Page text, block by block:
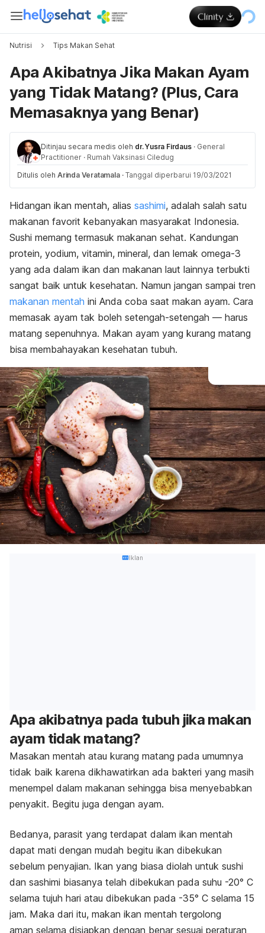
Nutrisi Tips Makan Sehat
Apa Akibatnya Jika Makan Ayam
yang Tidak Matang? (Plus, Cara
Memasaknya yang Benar)
Ditinjau secara medis oleh dr. Yusra Firdaus · General
Practitioner · Rumah Vaksinasi Ciledug
Ditulis oleh Arinda Veratamala · Tanggal diperbarui 19/03/2021
Hidangan ikan mentah, alias sashimi, adalah salah satu
makanan favorit kebanyakan masyarakat Indonesia.
Sushi memang termasuk makanan sehat. Kandungan
protein, yodium, vitamin, mineral, dan lemak omega-3
yang ada dalam ikan dan makanan laut lainnya terbukti
sangat baik untuk kesehatan. Namun jangan sampai tren
makanan mentah ini Anda coba saat makan ayam. Cara
memasak ayam tak boleh setengah-setengah — harus
matang sepenuhnya. Makan ayam yang kurang matang
bisa membahayakan kesehatan tubuh.
Iklan
Apa akibatnya pada tubuh jika makan
ayam tidak matang?
Masakan mentah atau kurang matang pada umumnya
tidak baik karena dikhawatirkan ada bakteri yang masih
menempel dalam makanan sehingga bisa menyebabkan
penyakit. Begitu juga dengan ayam.
Bedanya, parasit yang terdapat dalam ikan mentah
dapat mati dengan mudah begitu ikan dibekukan
sebelum penyajian. Ikan yang biasa diolah untuk sushi
dan sashimi biasanya telah dibekukan pada suhu -20° C
selama tujuh hari atau dibekukan pada -35° C selama 15
jam. Maka dari itu, makan ikan mentah tergolong
aman selama disiapkan dengan benar sesuai peraturan